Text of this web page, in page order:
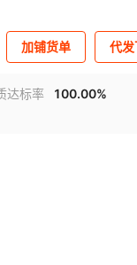
加铺货单 代
达标率
100.00%